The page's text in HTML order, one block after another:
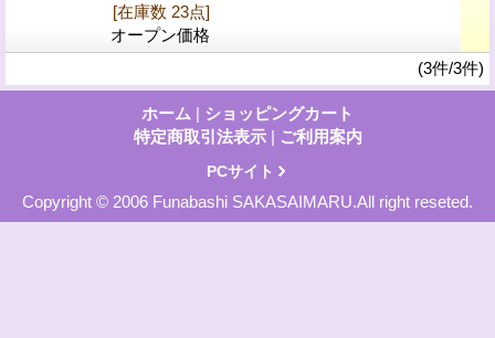
[在庫数 23点]
オープン価格
(3件/3件)
ホーム | ショッピングカート
特定商取引法表示 | ご利用案内
PCサイト
Copyright © 2006 Funabashi SAKASAIMARU.All right reseted.